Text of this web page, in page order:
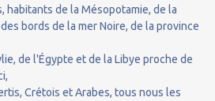
habitants de la Mésopotamie, de la
bords de la mer Noire, de la province
de l'Égypte et de la Libye proche de
Crétois et Arabes, tous nous les